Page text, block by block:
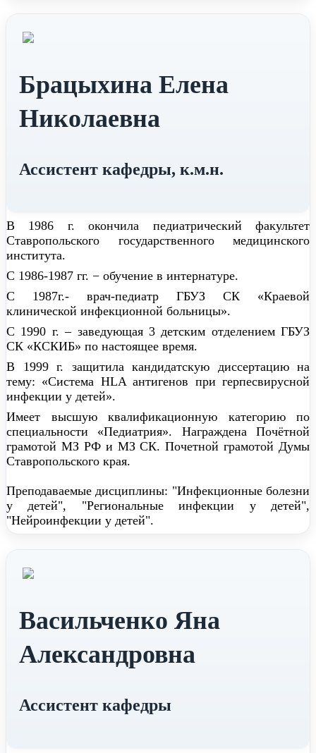
Брацыхина Елена
Николаевна
Ассистент кафедры, к.м.н.
В 1986 г. окончила педиатрический факультет
Ставропольского государственного медицинского
института.
С 1986-1987 гг. − обучение в интернатуре.
С 1987г.- врач-педиатр ГБУЗ СК «Краевой
клинической инфекционной больницы».
С 1990 г. – заведующая 3 детским отделением ГБУЗ
СК «КСКИБ» по настоящее время.
В 1999 г. защитила кандидатскую диссертацию на
тему: «Система HLA антигенов при герпесвирусной
инфекции у детей».
Имеет высшую квалификационную категорию по
специальности «Педиатрия». Награждена Почётной
грамотой МЗ РФ и МЗ СК. Почетной грамотой Думы
Ставропольского края.
Преподаваемые дисциплины: "Инфекционные болезни
у детей", "Региональные инфекции у детей",
"Нейроинфекции у детей".
Васильченко Яна
Александровна
Ассистент кафедры